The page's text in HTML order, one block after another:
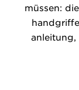
müssen:
anleitung,